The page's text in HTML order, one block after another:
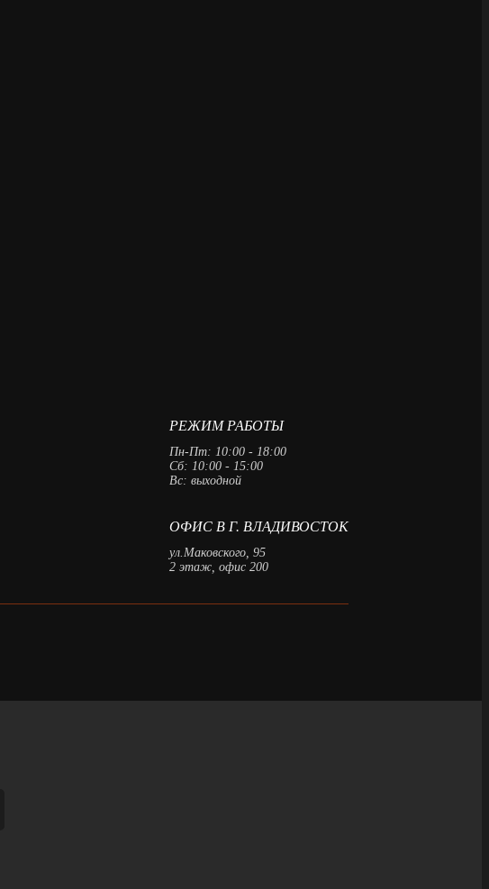
РЕЖИМ РАБОТЫ
Пн-Пт: 10:00 - 18:00
Сб: 10:00 - 15:00
Вс: выходной
ОФИС В Г. ВЛАДИВОСТОК
ул.Маковского, 95
2 этаж, офис 200